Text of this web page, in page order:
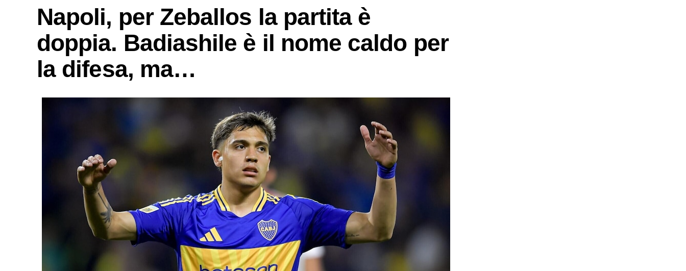
Napoli, per Zeballos la partita è
doppia. Badiashile è il nome caldo per
la difesa, ma…